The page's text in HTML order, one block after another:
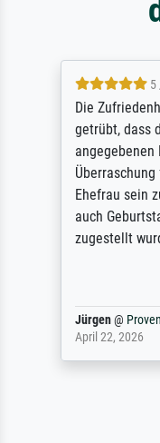
5
Die
getrübt, dass
Ehefrau sein
auch
zugestellt
Jürgen@
April 22, 2026